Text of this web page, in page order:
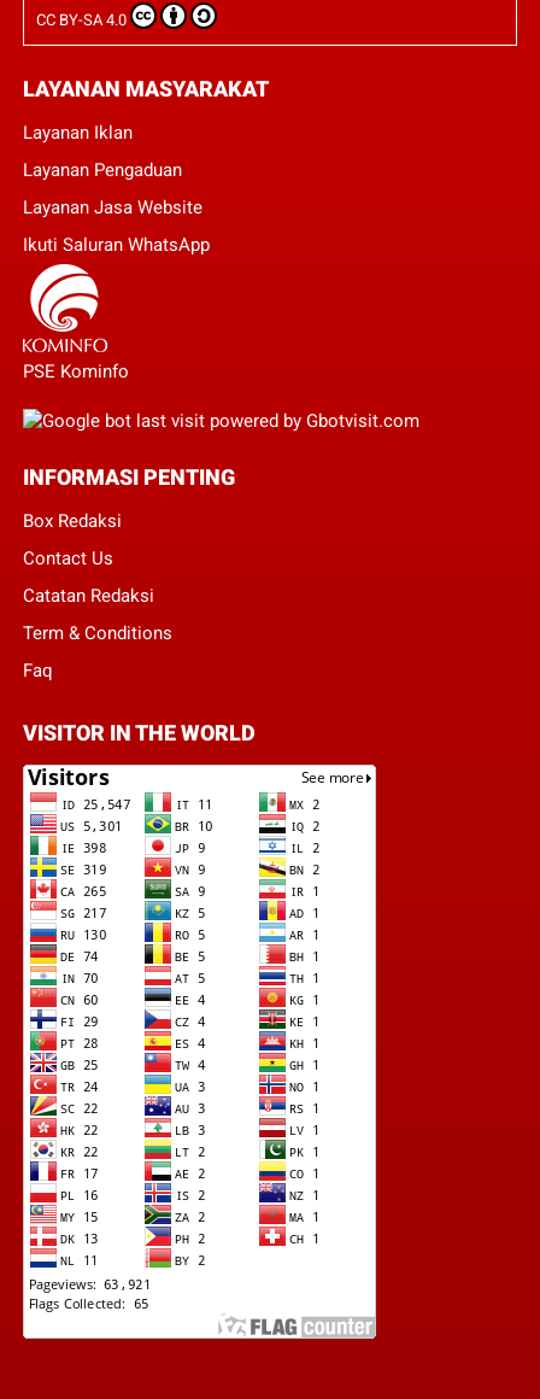
CC BY-SA 4.0
LAYANAN MASYARAKAT
Layanan Iklan
Layanan Pengaduan
Layanan Jasa Website
Ikuti Saluran WhatsApp
PSE Kominfo
INFORMASI PENTING
Box Redaksi
Contact Us
Catatan Redaksi
Term & Conditions
Faq
VISITOR IN THE WORLD